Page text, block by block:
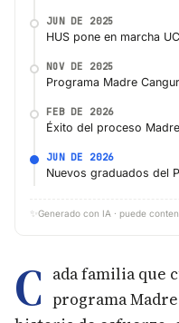
JUN DE 2025
HUS pone en marcha
NOV DE 2025
Programa Madre
FEB DE 2026
Éxito del proceso
JUN DE 2026
Nuevos graduados del
✨ Generado con IA · puede
C ada familia que
programa